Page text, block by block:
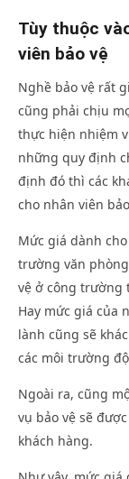
Tùy thuộc
viên bảo vệ
Nghề bảo vệ rất
cũng phải chịu
thực hiện nhiệm
những quy định
định đó thì các
cho nhân viên
Mức giá dành
trường văn
vệ ở công trường
Hay mức giá của
lành cũng sẽ
các môi trường
Ngoài ra, cũng
vụ bảo vệ sẽ
khách hàng.